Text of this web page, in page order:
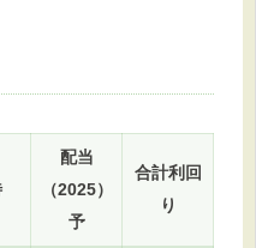
配当
（2025）
予
合計利回
り